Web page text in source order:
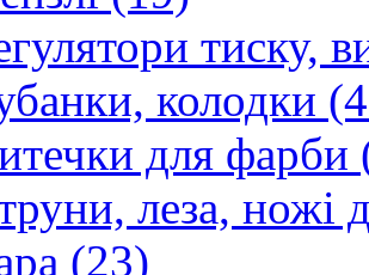
тиску,
колодки
для фарби
леза, ножі
(23)